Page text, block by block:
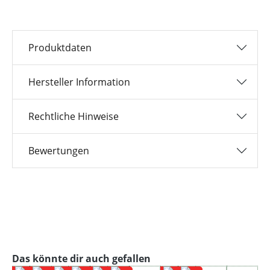
Produktdaten
Hersteller Information
Rechtliche Hinweise
Bewertungen
Produktgalerie überspringen
Das könnte dir auch gefallen